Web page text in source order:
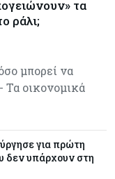
της
στις
τους
τα
ράλι;
μπορεί να
Τα οικονομικά
για πρώτη
δεν υπάρχουν στη